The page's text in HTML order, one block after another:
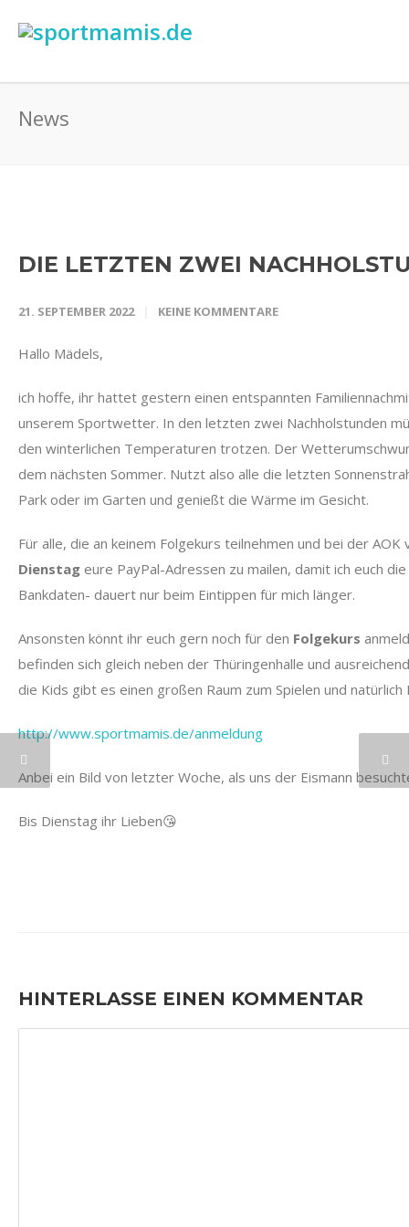
News
DIE LETZTEN ZWEI
21. SEPTEMBER 2022 KEINE KOMMENTARE
Hallo Mädels,
ich hoffe, ihr hattet gestern einen entspannten
unserem Sportwetter. In den letzten zwei Nachholstunden
den winterlichen Temperaturen trotzen. Der
dem nächsten Sommer. Nutzt also alle die letzten
Park oder im Garten und genießt die Wärme im Gesicht.
Für alle, die an keinem Folgekurs teilnehmen und bei der
Dienstag eure PayPal-Adressen zu mailen, damit ich euch
Bankdaten- dauert nur beim Eintippen für mich länger.
Ansonsten könnt ihr euch gern noch für den Folgekurs
befinden sich gleich neben der Thüringenhalle und
die Kids gibt es einen großen Raum zum Spielen und
http://www.sportmamis.de/anmeldung
Anbei ein Bild von letzter Woche, als uns der Eismann
Bis Dienstag ihr Lieben😘
HINTERLASSE EINEN KOMMENTAR